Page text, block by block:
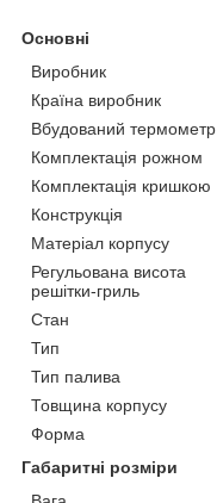
Основні
Виробник
Країна виробник
Вбудований термометр
Комплектація рожном
Комплектація кришкою
Конструкція
Матеріал корпусу
Регульована висота
решітки-гриль
Стан
Тип
Тип палива
Товщина корпусу
Форма
Габаритні розміри